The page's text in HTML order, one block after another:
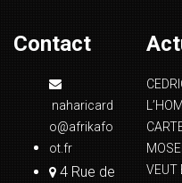
Contact
naharicard
o@afrikafo
ot.fr
4 Rue de
VEUT